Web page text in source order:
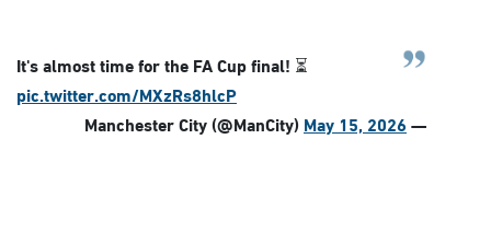
It's almost time for the FA Cup final! ⏳
pic.twitter.com/MXzRs8hlcP
— Manchester City (@ManCity)
May 15, 2026